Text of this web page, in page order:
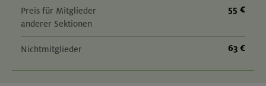
Preis für Mitglieder
anderer Sektionen
55 €
Nichtmitglieder 63 €